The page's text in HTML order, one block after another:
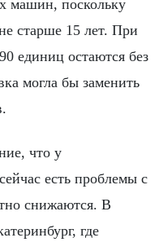
машин, поскольку
старше 15 лет. При
единиц остаются без
могла бы заменить
что у
есть проблемы с
снижаются. В
где